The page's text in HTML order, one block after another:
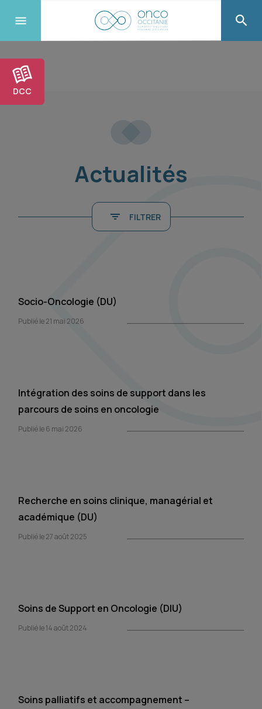
DCC
Actualités
FILTRER
Socio-Oncologie (DU)
Publié le 21 mai 2026
Intégration des soins de support dans les
parcours de soins en oncologie
Publié le 6 mai 2026
Recherche en soins clinique, managérial et
académique (DU)
Publié le 27 août 2025
Soins de Support en Oncologie (DIU)
Publié le 14 août 2024
Soins palliatifs et accompagnement –